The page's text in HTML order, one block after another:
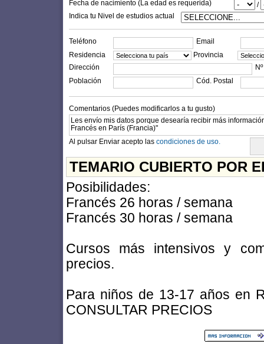
Fecha de nacimiento (La edad es requerida)
/
Indica tu Nivel de estudios actual
Teléfono
Email
Residencia
Provincia
Dirección
Nº
Población
Cód. Postal
Comentarios (Puedes modificarlos a tu gusto)
Al pulsar Enviar acepto las condiciones de uso.
TEMARIO CUBIERTO POR
Posibilidades:
Francés 26 horas / semana
Francés 30 horas / semana
Cursos más intensivos y
precios.
Para niños de 13-17 años en
CONSULTAR PRECIOS